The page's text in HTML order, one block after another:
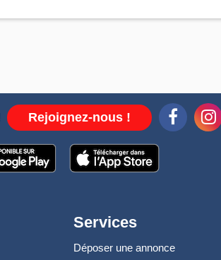
Rejoignez-nous !
Services
Déposer une annonce